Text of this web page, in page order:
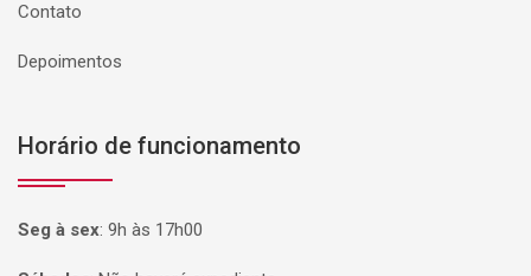
Contato
Depoimentos
Horário de funcionamento
Seg à sex: 9h às 17h00